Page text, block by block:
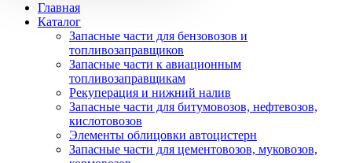
Главная
Каталог
Запасные части для бензовозов и
топливозаправщиков
Запасные части к авиационным
топливозаправщикам
Рекуперация и нижний налив
Запасные части для битумовозов, нефтевозов,
кислотовозов
Элементы облицовки автоцистерн
Запасные части для цементовозов, муковозов,